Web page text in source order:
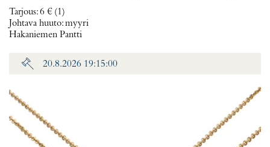
Tarjous:6 € (1)
Johtava huuto:myyri
Hakaniemen Pantti
20.8.2026 19:15:00